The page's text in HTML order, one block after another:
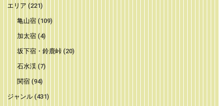
エリア (221)
亀山宿(109)
加太宿(4)
坂下宿・鈴鹿峠(20)
石水渓(7)
関宿(94)
ジャンル (431)